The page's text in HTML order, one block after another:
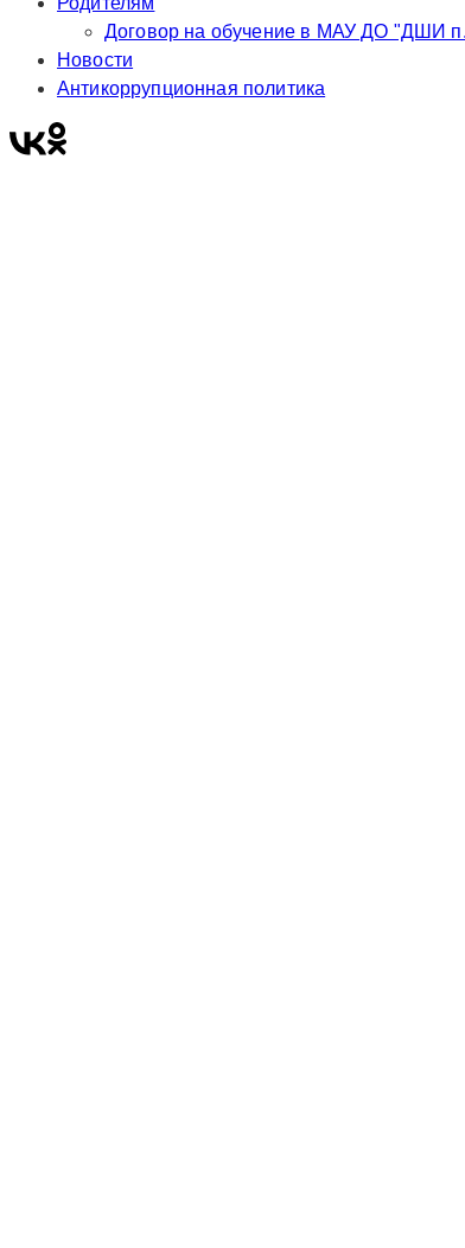
Договор на обучение в МАУ ДО "ДШИ
Новости
Антикоррупционная политика